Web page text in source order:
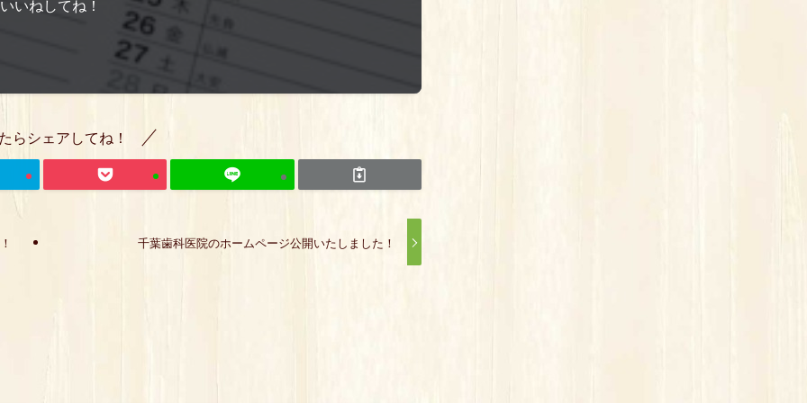
いねしてね！
らシェアしてね！
千葉歯科医院のホームページ公開いたしました！